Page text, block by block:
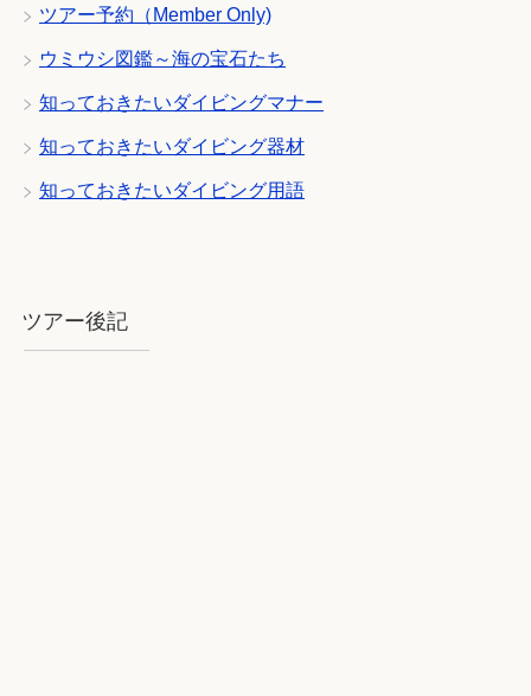
ツアー予約（Member Only)
ウミウシ図鑑～海の宝石たち
知っておきたいダイビングマナー
知っておきたいダイビング器材
知っておきたいダイビング用語
ツアー後記